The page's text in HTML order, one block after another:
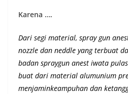
Karena ….
Dari segi material, spray gun
nozzle dan neddle yang terbuat
badan spraygun anest iwata
buat dari material alumunium
menjaminkeampuhan dan